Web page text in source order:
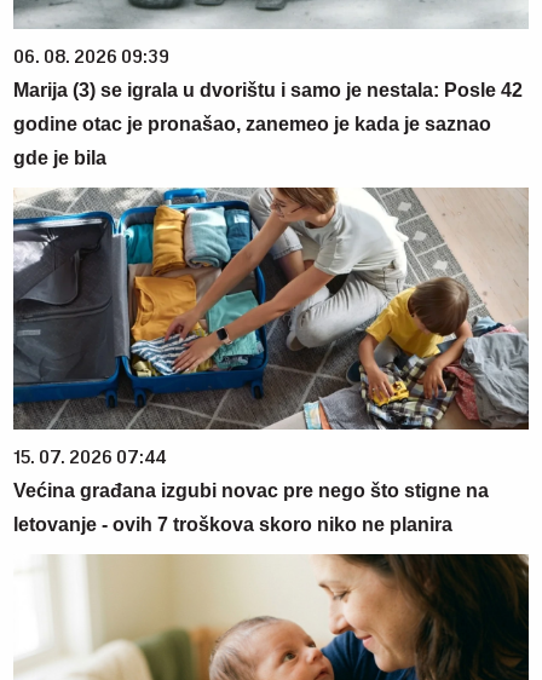
06. 08. 2026 09:39
Marija (3) se igrala u dvorištu i samo je nestala: Posle 42
godine otac je pronašao, zanemeo je kada je saznao
gde je bila
15. 07. 2026 07:44
Većina građana izgubi novac pre nego što stigne na
letovanje - ovih 7 troškova skoro niko ne planira